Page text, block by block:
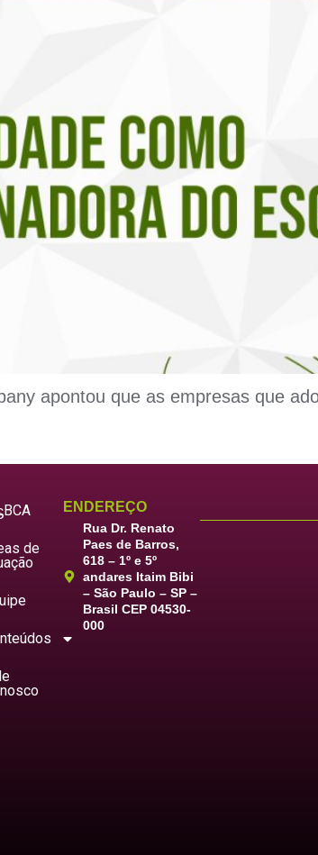
apontou que as empresas que
de
ENDEREÇO
Rua Dr. Renato
Paes de Barros,
618 – 1º e 5º
andares Itaim Bibi
– São Paulo – SP –
Brasil CEP 04530-
000